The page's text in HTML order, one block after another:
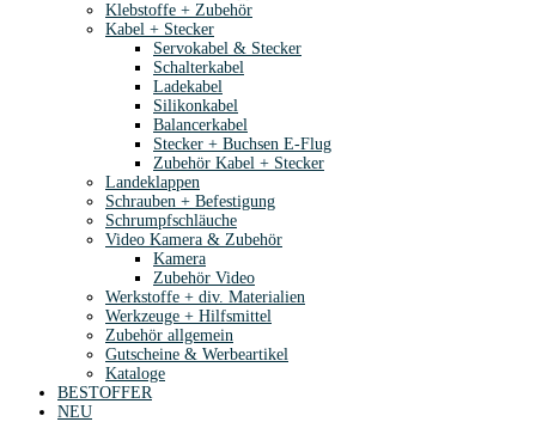
Klebstoffe + Zubehör
Kabel + Stecker
Servokabel & Stecker
Schalterkabel
Ladekabel
Silikonkabel
Balancerkabel
Stecker + Buchsen E-Flug
Zubehör Kabel + Stecker
Landeklappen
Schrauben + Befestigung
Schrumpfschläuche
Video Kamera & Zubehör
Kamera
Zubehör Video
Werkstoffe + div. Materialien
Werkzeuge + Hilfsmittel
Zubehör allgemein
Gutscheine & Werbeartikel
Kataloge
BESTOFFER
NEU